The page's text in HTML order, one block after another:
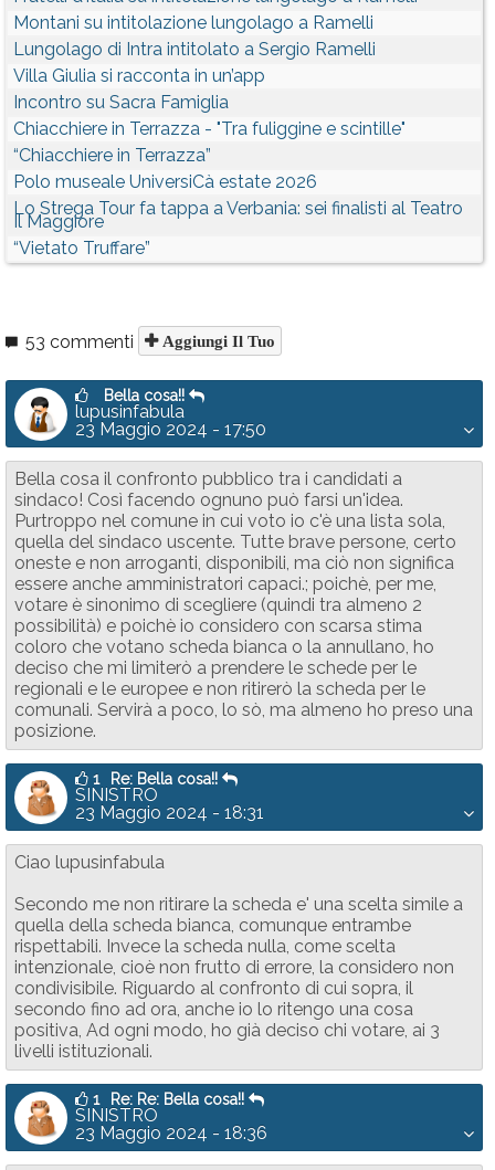
Montani su intitolazione lungolago a Ramelli
Lungolago di Intra intitolato a Sergio Ramelli
Villa Giulia si racconta in un’app
Incontro su Sacra Famiglia
Chiacchiere in Terrazza - "Tra fuliggine e scintille"
“Chiacchiere in Terrazza”
Polo museale UniversiCà estate 2026
Lo Strega Tour fa tappa a Verbania: sei finalisti al Teatro
Il Maggiore
“Vietato Truffare”
53 commenti Aggiungi Il Tuo
Bella cosa!!
lupusinfabula
23 Maggio 2024 - 17:50
Bella cosa il confronto pubblico tra i candidati a
sindaco! Così facendo ognuno può farsi un'idea.
Purtroppo nel comune in cui voto io c'è una lista sola,
quella del sindaco uscente. Tutte brave persone, certo
oneste e non arroganti, disponibili, ma ciò non significa
essere anche amministratori capaci.; poichè, per me,
votare è sinonimo di scegliere (quindi tra almeno 2
possibilità) e poichè io considero con scarsa stima
coloro che votano scheda bianca o la annullano, ho
deciso che mi limiterò a prendere le schede per le
regionali e le europee e non ritirerò la scheda per le
comunali. Servirà a poco, lo sò, ma almeno ho preso una
posizione.
1 Re: Bella cosa!!
SINISTRO
23 Maggio 2024 - 18:31
Ciao lupusinfabula
Secondo me non ritirare la scheda e' una scelta simile a
quella della scheda bianca, comunque entrambe
rispettabili. Invece la scheda nulla, come scelta
intenzionale, cioè non frutto di errore, la considero non
condivisibile. Riguardo al confronto di cui sopra, il
secondo fino ad ora, anche io lo ritengo una cosa
positiva, Ad ogni modo, ho già deciso chi votare, ai 3
livelli istituzionali.
1 Re: Re: Bella cosa!!
SINISTRO
23 Maggio 2024 - 18:36